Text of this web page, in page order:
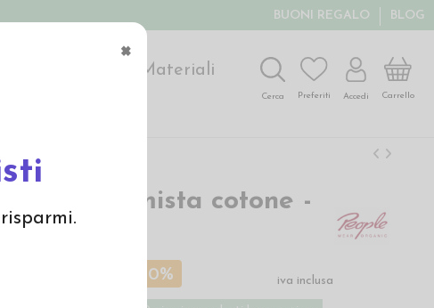
×
BUONI REGALO BLOG
Materiali
Cerca Preferiti Accedi Carrello
in lana mista cotone -
-30% iva inclusa